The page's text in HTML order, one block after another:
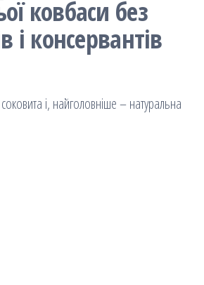
ковбаси без
і консервантів
і, найголовніше – натуральна